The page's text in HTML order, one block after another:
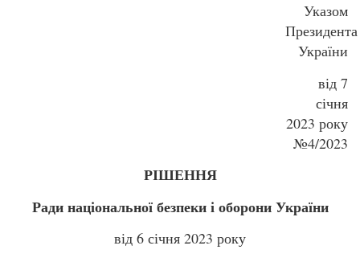
Указом
Президента
України
від 7
січня
2023 року
№4/2023
РІШЕННЯ
Ради національної безпеки і оборони України
від 6 січня 2023 року